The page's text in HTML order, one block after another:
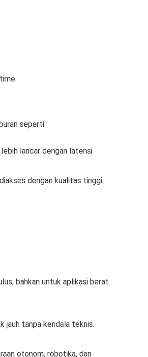
seperti:
lancar dengan latensi
dengan kualitas tinggi
bahkan untuk aplikasi berat
jauh tanpa kendala teknis.
otonom, robotika, dan